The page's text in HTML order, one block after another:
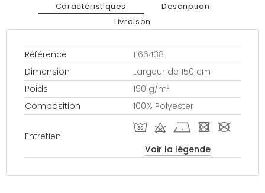
Caractéristiques
Description
Livraison
Référence
1166438
Dimension
Largeur de 150 cm
Poids
190 g/m²
Composition
100% Polyester
Entretien
T d h - #
Voir la légende